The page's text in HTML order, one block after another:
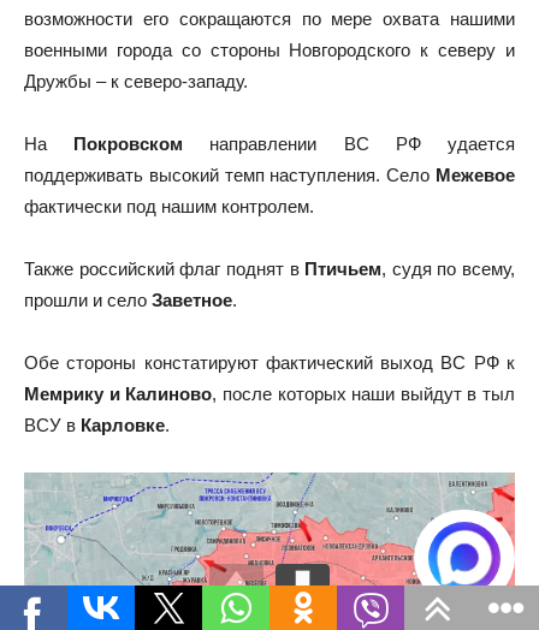
возможности его сокращаются по мере охвата нашими
военными города со стороны Новгородского к северу и
Дружбы – к северо-западу.
На Покровском направлении ВС РФ удается
поддерживать высокий темп наступления. Село Межевое
фактически под нашим контролем.
Также российский флаг поднят в Птичьем, судя по всему,
прошли и село Заветное.
Обе стороны констатируют фактический выход ВС РФ к
Мемрику и Калиново, после которых наши выйдут в тыл
ВСУ в Карловке.